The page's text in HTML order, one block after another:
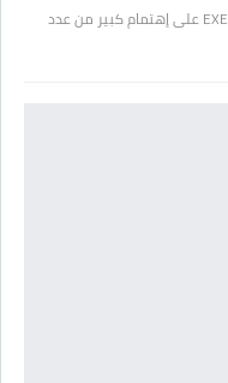
كماركة رائدة في قطاع العلامات الفاخرة، حازت EXEED على إهتمام كبير من عدد